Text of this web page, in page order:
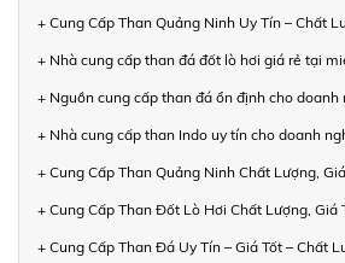
+ Cung Cấp Than Quảng Ninh Uy Tín – Chất
+ Nhà cung cấp than đá đốt lò hơi giá rẻ tại
+ Nguồn cung cấp than đá ổn định cho doanh
+ Nhà cung cấp than Indo uy tín cho doanh
+ Cung Cấp Than Quảng Ninh Chất Lượng,
+ Cung Cấp Than Đốt Lò Hơi Chất Lượng, Giá
+ Cung Cấp Than Đá Uy Tín – Giá Tốt – Chất